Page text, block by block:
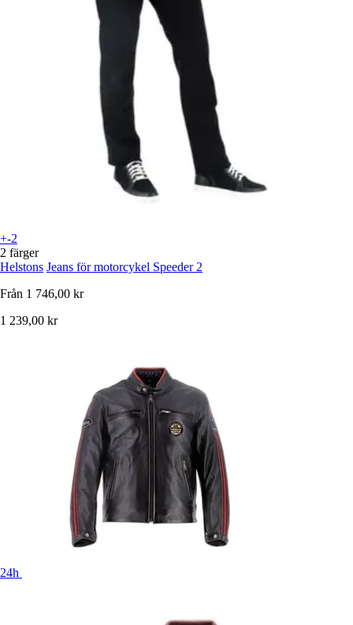
+-2
2 färger
Helstons Jeans för motorcykel Speeder 2
Från 1 746,00 kr
1 239,00 kr
24h